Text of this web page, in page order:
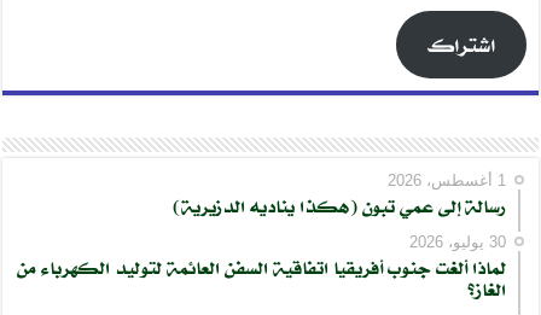
اشتراك
1 أغسطس، 2026
رسالة إلى عمي تبون (هكذا يناديه الدزيرية)
30 يوليو، 2026
لماذا ألغت جنوب أفريقيا اتفاقية السفن العائمة لتوليد الكهرباء من
الغاز؟